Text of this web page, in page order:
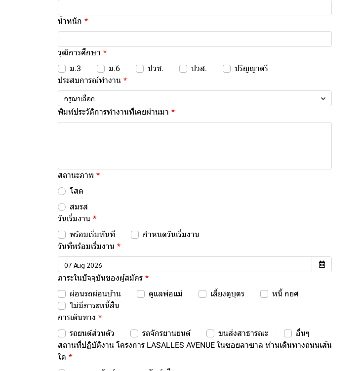
น้ำหนัก
วุฒิการศึกษา
ม.3
ม.6 ปวช. ปวส.
ปริญญาตรี
ประสบการณ์ทำงาน
กรุณาเลือก
พิมพ์ประวัติการทำงานที่เคยผ่านมา
สถานะภาพ
โสด
สมรส
วันเริ่มงาน
พร้อมเริ่มทันที
กำหนดวันเริ่มงาน
วันที่พร้อมเริ่มงาน
ภาระในปัจจุบันของผู้สมัคร
ผ่อนรถผ่อนบ้าน
ดูแลพ่อแม่ เลี้ยงดูบุตร
หนี้ กยศ
ไม่มีภาระหนี้สิน
การเดินทาง
รถยนต์ส่วนตัว
รถจักรยานยนต์ ขนส่งสาธารณะ
อื่นๆ
สถานที่ปฏิบัติงาน โครงการ LASALLES AVENUE ในซอยลาซาล ท่านเดินทางถนนเส้น
ใด